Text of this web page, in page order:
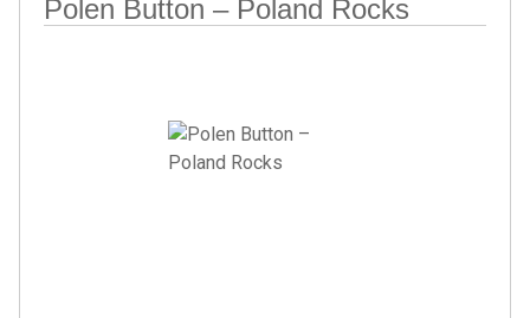
Polen Button – Poland Rocks